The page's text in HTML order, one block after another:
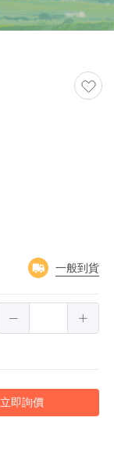
一般到貨
立即詢價